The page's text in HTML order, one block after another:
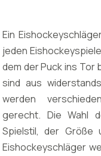
Ein
jeden
dem der Puck ins Tor
sind aus
werden
gerecht. Die Wahl
Spielstil, der Größe
Eishockeyschläger